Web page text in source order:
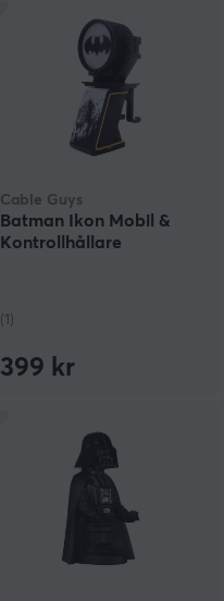
Cable Guys
Batman Ikon Mobil &
Kontrollhållare
(1)
399 kr